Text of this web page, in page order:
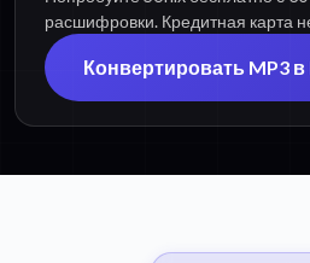
расшифровки. Кредитная карта
Конвертировать MP3 в